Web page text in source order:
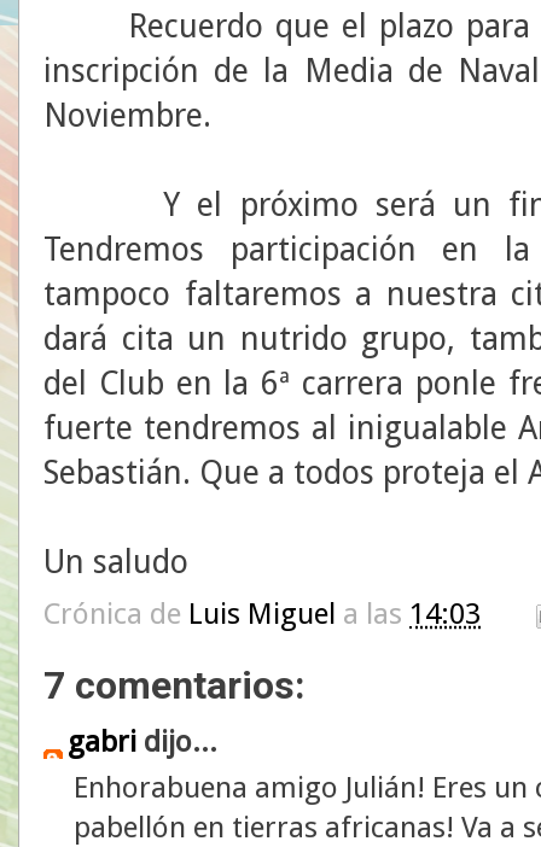
Recuerdo que el plazo para
inscripción de la Media de
Noviembre.
Y el próximo será un fin
Tendremos participación en
tampoco faltaremos a nuestra
dará cita un nutrido grupo,
del Club en la 6ª carrera ponle
fuerte tendremos al inigualable
Sebastián. Que a todos proteja el
Un saludo
Crónica de Luis Miguel a las 14:03
7 comentarios:
gabri dijo...
Enhorabuena amigo Julián! Eres
pabellón en tierras africanas! Va a